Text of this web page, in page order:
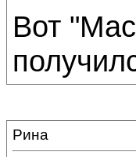
Вот
Рина